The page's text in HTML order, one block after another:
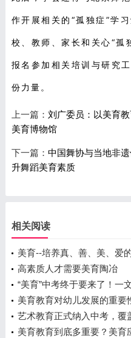
作开展相关的“孤独症”学
校、教师、家长和关心“孤
报名参加相关培训与研究
份力量。
上一篇： 刘广委员：以美育
美育博物馆
下一篇： 中国舞协与当地非
升舞蹈美育素质
相关阅读
美育--培养真、善、美、爱
高素质人才需要美育陶冶
“美育”中考终于要来了！一
美育教育对幼儿发展的重要